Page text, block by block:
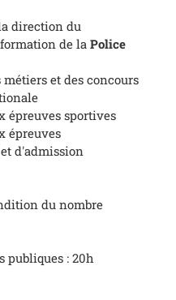
direction du
de la Police
métiers et des concours
épreuves sportives
épreuves
d'admission
du nombre
publiques : 20h